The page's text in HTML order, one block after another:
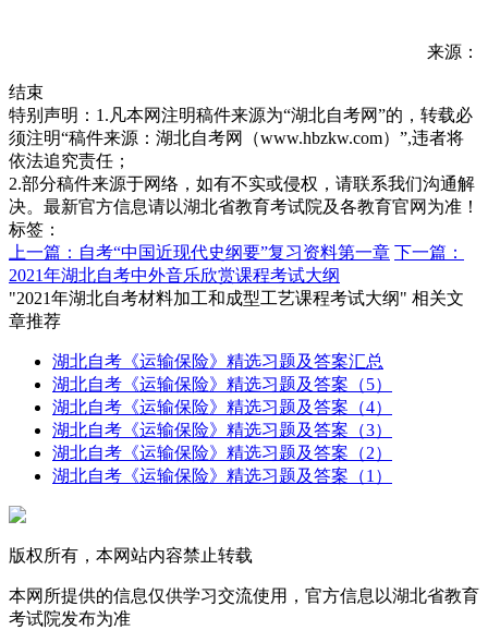
来源：
结束
特别声明：1.凡本网注明稿件来源为“湖北自考网”的，转载必
须注明“稿件来源：湖北自考网（www.hbzkw.com）”,违者将
依法追究责任；
2.部分稿件来源于网络，如有不实或侵权，请联系我们沟通解
决。最新官方信息请以湖北省教育考试院及各教育官网为准！
标签：
上一篇：自考“中国近现代史纲要”复习资料第一章 下一篇：
2021年湖北自考中外音乐欣赏课程考试大纲
"2021年湖北自考材料加工和成型工艺课程考试大纲" 相关文
章推荐
湖北自考《运输保险》精选习题及答案汇总
湖北自考《运输保险》精选习题及答案（5）
湖北自考《运输保险》精选习题及答案（4）
湖北自考《运输保险》精选习题及答案（3）
湖北自考《运输保险》精选习题及答案（2）
湖北自考《运输保险》精选习题及答案（1）
版权所有，本网站内容禁止转载
本网所提供的信息仅供学习交流使用，官方信息以湖北省教育
考试院发布为准